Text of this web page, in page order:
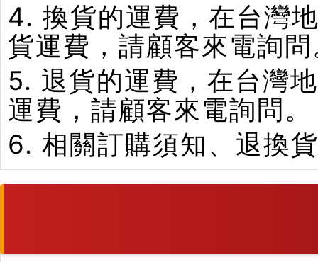
4. 換貨的運費，在台灣
貨運費，請顧客來電詢
5. 退貨的運費，在台灣
運費，請顧客來電詢問。
6. 相關訂購須知、退換